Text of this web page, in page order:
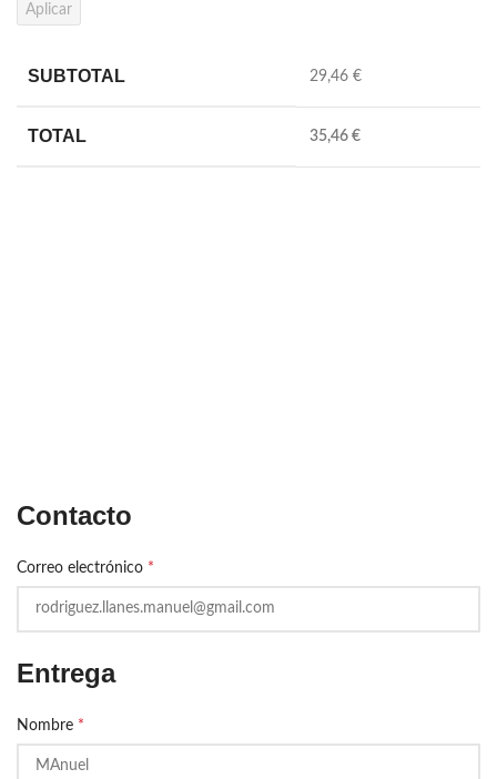
Aplicar
SUBTOTAL 29,46 €
TOTAL 35,46 €
Contacto
Correo electrónico *
Entrega
Nombre *